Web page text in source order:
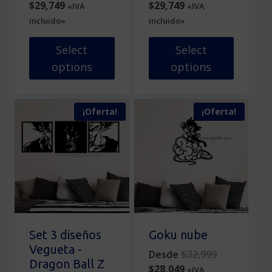
producto
producto
$34,999.
$29,749Current
price
is:
$29,749.
«IVA
incluido»
Select
options
múltiples
variantes.
opciones
pueden
elegir
en
la
página
$34,999.
$29,749Current
price
is:
$29,749.
«IVA
incluido»
Select
options
múltiples
variantes.
se
pueden
en
página
¡Oferta!
Set 3 diseños
Vegueta -
Dragon Ball Z
¡Oferta!
Goku nube
Desde $32,999Original
$28,049Current